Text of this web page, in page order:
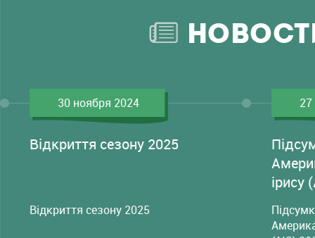
30 ноября 2024
Відкриття сезону 2025
Відкриття сезону 2025
ірису